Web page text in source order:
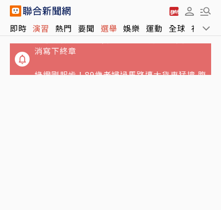
即時 演習 熱門 要聞 選舉 娛樂 運動 全球 社會
消寫下終章
綠燈剛起步！89歲老婦過馬路遭大貨車猛撞 腹